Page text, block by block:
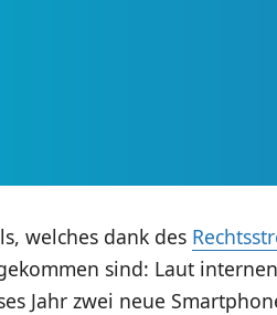
welches dank des
sind: Laut
Jahr zwei neue